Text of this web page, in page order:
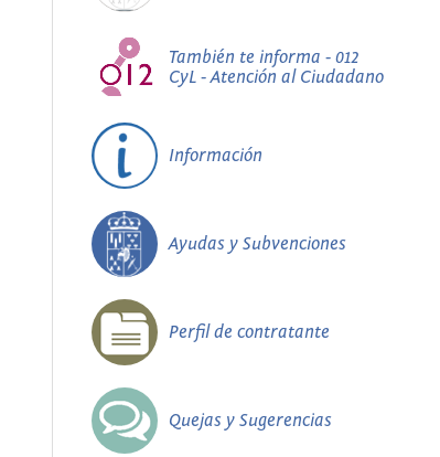
También te informa - 012
CyL - Atención al Ciudadano
Información
Ayudas y Subvenciones
Perfil de contratante
Quejas y Sugerencias